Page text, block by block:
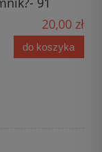
20,00 zł
do koszyka